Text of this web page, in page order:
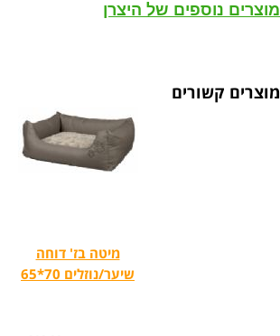
מוצרים נוספים של היצרן
מוצרים קשורים
מיטה בז' דוחה
שיער/נוזלים 70*65